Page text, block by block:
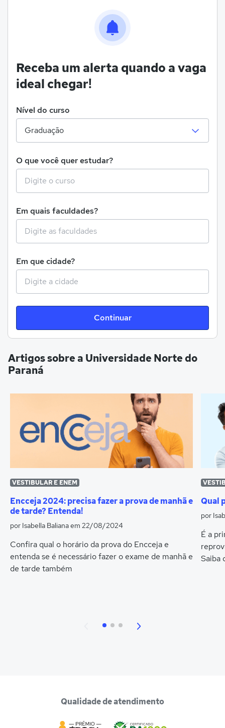
Receba um alerta quando a vaga
ideal chegar!
Nível do curso
O que você quer estudar?
Em quais faculdades?
Em que cidade?
Continuar
Artigos sobre a Universidade Norte do
Paraná
VESTIBULAR E ENEM
Encceja 2024: precisa fazer a prova de manhã e
de tarde? Entenda!
por Isabella Balianaem 22/08/2024
Confira qual o horário da prova do Encceja e
entenda se é necessário fazer o exame de manhã e
de tarde também
Qual
por
É a
Saiba
Qualidade de atendimento